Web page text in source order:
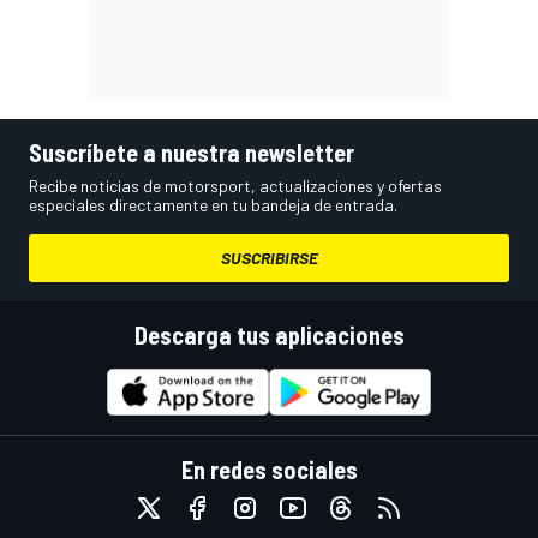
Suscríbete a nuestra newsletter
Recibe noticias de motorsport, actualizaciones y ofertas
especiales directamente en tu bandeja de entrada.
SUSCRIBIRSE
Descarga tus aplicaciones
En redes sociales